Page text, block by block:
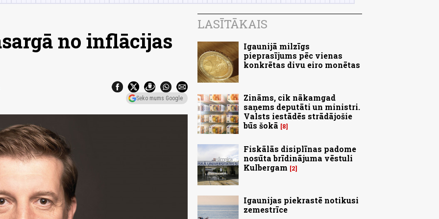
no inflācijas
Seko mums Google
LASĪTĀKAIS
Igaunijā milzīgs
pieprasījums pēc vienas
konkrētas divu eiro monētas
Zināms, cik nākamgad
saņems deputāti un ministri.
Valsts iestādēs strādājošie
būs šokā
8
Fiskālās disiplīnas padome
nosūta brīdinājuma vēstuli
Kulbergam
2
Igaunijas piekrastē notikusi
zemestrīce